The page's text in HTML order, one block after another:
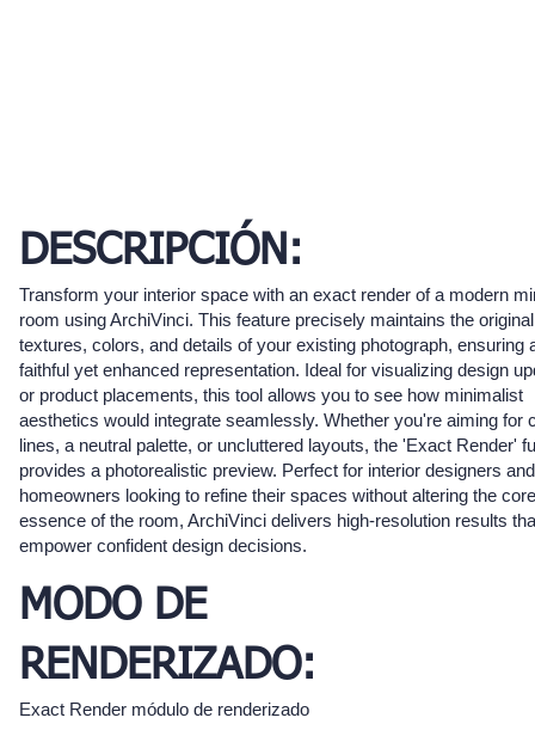
DESCRIPCIÓN:
Transform your interior space with an exact render of a modern
room using ArchiVinci. This feature precisely maintains the original
textures, colors, and details of your existing photograph, ensuring
faithful yet enhanced representation. Ideal for visualizing design
or product placements, this tool allows you to see how minimalist
aesthetics would integrate seamlessly. Whether you're aiming for
lines, a neutral palette, or uncluttered layouts, the 'Exact Render'
provides a photorealistic preview. Perfect for interior designers and
homeowners looking to refine their spaces without altering the core
essence of the room, ArchiVinci delivers high-resolution results
empower confident design decisions.
MODO DE
RENDERIZADO:
Exact Render módulo de renderizado